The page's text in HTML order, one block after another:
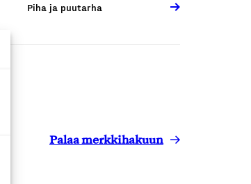
Piha ja puutarha
Palaa merkkihakuun